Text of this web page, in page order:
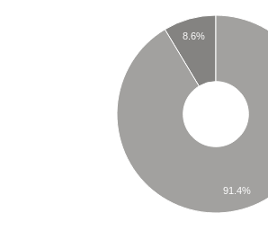
8.6%
91.4%